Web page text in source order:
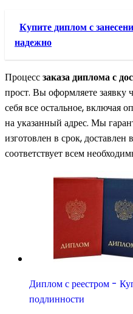
Купите диплом с
надежно
Процессзаказа диплома с
прост. Вы оформляете заявку
себя все остальное, включая
на указанный адрес. Мы
изготовлен в срок,
соответствует всем
Диплом с реестром -
подлинности